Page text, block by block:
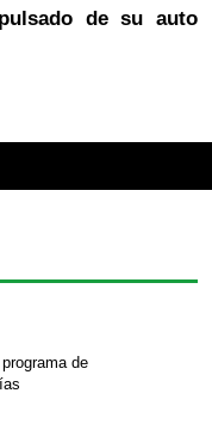
de su auto
de